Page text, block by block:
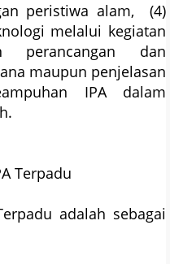
peristiwa alam, (4)
melalui kegiatan
perancangan dan
maupun penjelasan
IPA dalam
Terpadu
adalah sebagai